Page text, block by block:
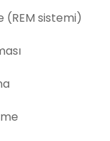
(REM sistemi)